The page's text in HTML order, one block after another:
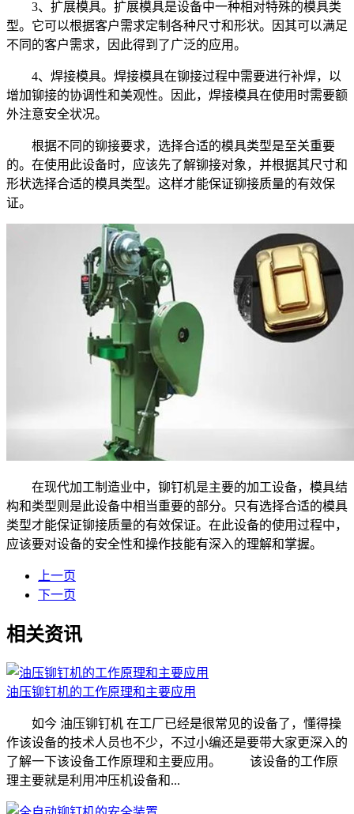
3、扩展模具。扩展模具是设备中一种相对特殊的模具类
型。它可以根据客户需求定制各种尺寸和形状。因其可以满足
不同的客户需求，因此得到了广泛的应用。
4、焊接模具。焊接模具在铆接过程中需要进行补焊，以
增加铆接的协调性和美观性。因此，焊接模具在使用时需要额
外注意安全状况。
根据不同的铆接要求，选择合适的模具类型是至关重要
的。在使用此设备时，应该先了解铆接对象，并根据其尺寸和
形状选择合适的模具类型。这样才能保证铆接质量的有效保
证。
在现代加工制造业中，铆钉机是主要的加工设备，模具结
构和类型则是此设备中相当重要的部分。只有选择合适的模具
类型才能保证铆接质量的有效保证。在此设备的使用过程中，
应该要对设备的安全性和操作技能有深入的理解和掌握。
上一页
下一页
相关资讯
油压铆钉机的工作原理和主要应用
如今 油压铆钉机 在工厂已经是很常见的设备了，懂得操
作该设备的技术人员也不少，不过小编还是要带大家更深入的
了解一下该设备工作原理和主要应用。 该设备的工作原
理主要就是利用冲压机设备和...